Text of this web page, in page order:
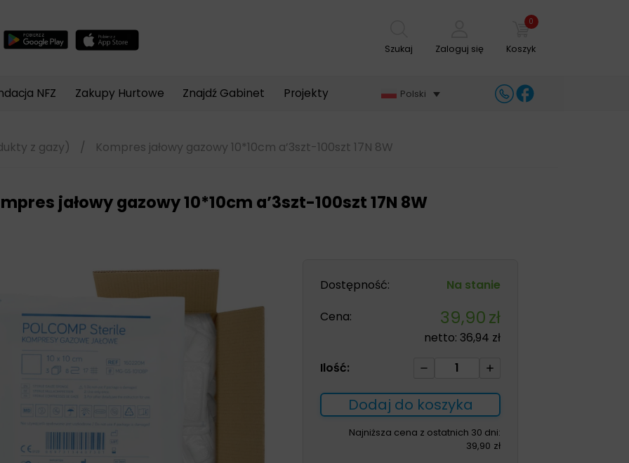
Szukaj Zaloguj się
0
Koszyk
NFZ Zakupy Hurtowe Znajdź Gabinet Projekty Polski
z gazy) / Kompres jałowy gazowy 10*10cm a’3szt-100szt 17N 8W
jałowy gazowy 10*10cm a’3szt-100szt 17N 8W
Dostępność:
Na stanie
Cena:
39,90zł
netto: 36,94 zł
Ilość:
ilość
jałowy
gazowy
10*10cm
a'3szt-
Dodaj do koszyka
Najniższa cena z ostatnich 30 dni:
39,90 zł